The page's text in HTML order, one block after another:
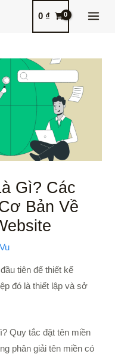
0 ₫
Gì? Các
Bản Về
tiên để thiết kế
đó là thiết lập và sở
Quy tắc đặt tên miền
phân giải tên miền có